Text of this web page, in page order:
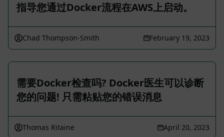
指导您通过Docker流程在AWS上启动。
Chad Thompson-Smith February 19, 2023
需要Docker检查吗? Docker医生可以诊断
您的问题! 只需粘贴您的错误消息
Thomas Ritaine April 20, 2023